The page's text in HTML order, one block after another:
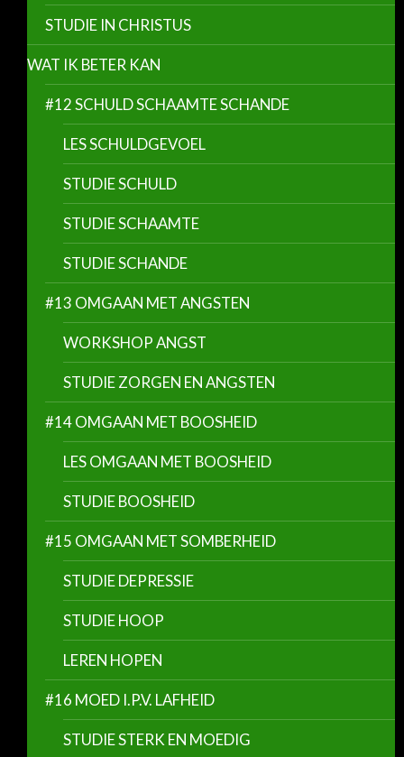
STUDIE IN CHRISTUS
WAT IK BETER KAN
#12 SCHULD SCHAAMTE SCHANDE
LES SCHULDGEVOEL
STUDIE SCHULD
STUDIE SCHAAMTE
STUDIE SCHANDE
#13 OMGAAN MET ANGSTEN
WORKSHOP ANGST
STUDIE ZORGEN EN ANGSTEN
#14 OMGAAN MET BOOSHEID
LES OMGAAN MET BOOSHEID
STUDIE BOOSHEID
#15 OMGAAN MET SOMBERHEID
STUDIE DEPRESSIE
STUDIE HOOP
LEREN HOPEN
#16 MOED I.P.V. LAFHEID
STUDIE STERK EN MOEDIG